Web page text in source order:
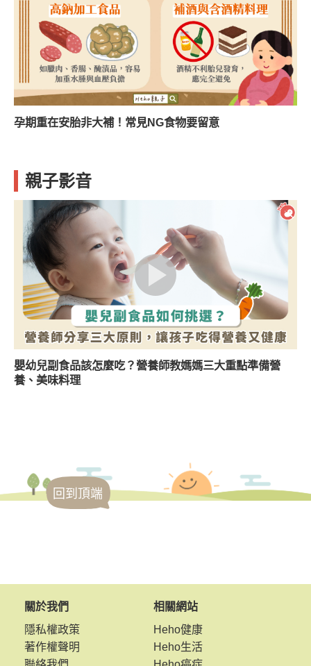
孕期重在安胎非大補！常見NG食物要留意
親子影音
嬰幼兒副食品該怎麼吃？營養師教媽媽三大重點準備營
養、美味料理
回到頂端
關於我們
隱私權政策
著作權聲明
相關網站
Heho健康
Heho生活